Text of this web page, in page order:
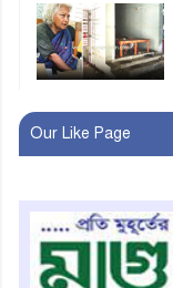
Our Like Page